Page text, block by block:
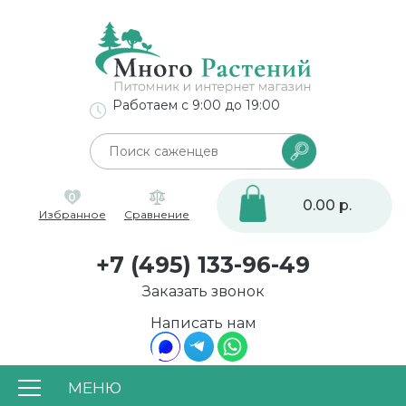
МЕНЮ
Написать нам
Работаем с 9:00 до 19:00
0
Избранное
Сравнение
0.00 р.
+7 (495) 133-96-49
Заказать звонок